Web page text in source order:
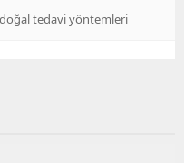
tedavi yöntemleri